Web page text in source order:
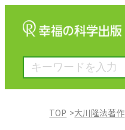
TOP 大川隆法著作